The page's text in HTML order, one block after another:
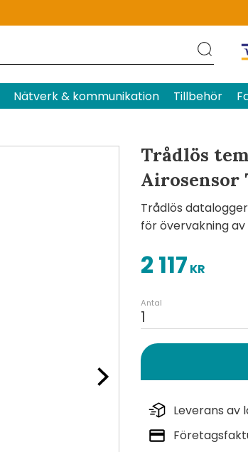
Nätverk & kommunikation Tillbehör
Trådlös
Airosensor
Trådlös
för övervakning
2 117 KR
Antal
Leverans av